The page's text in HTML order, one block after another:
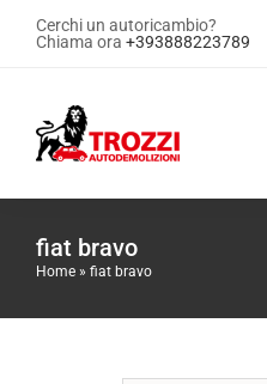
SaltaCerchi un autoricambio?
Chiama ora +393888223789
fiat bravo
Home » fiat bravo